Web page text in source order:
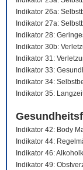
Indikator 26a:
Indikator 27a:
Indikator 28:
Indikator 30b:
Indikator 31:
Indikator 33:
Indikator 34:
Indikator 35:
Indikator 42: Body
Indikator 44:
Indikator 46:
Indikator 49: